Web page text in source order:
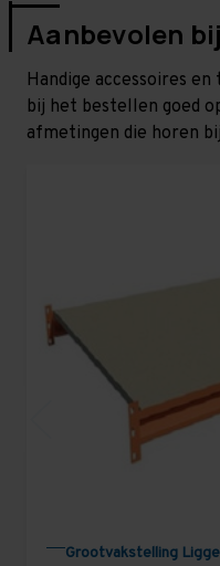
Aanbevolen
Handige accessoires
bij het bestellen goed
afmetingen die horen
Grootvakstelling